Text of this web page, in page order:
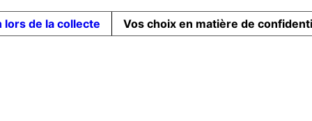
lors de la collecte Vos choix en matière de